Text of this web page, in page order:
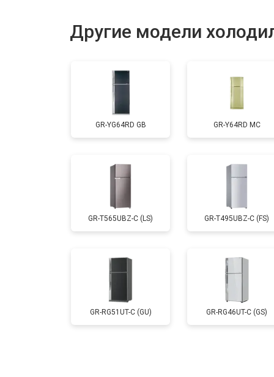
Замена таймера
Замена платы управления
Ремонт/замена датчика
Замена термостата
Замена дефростера
Замена мотор-компрессора
Другие модели
GR-YG64RD GB GR-Y64RD MC
GR-T565UBZ-C (LS) GR-T495UBZ-C (FS)
GR-RG51UT-C (GU) GR-RG46UT-C (GS)